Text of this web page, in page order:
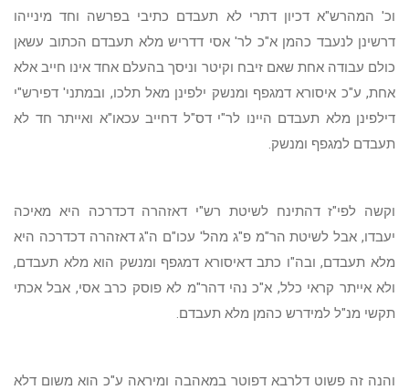
וכ' המהרש"א דכיון דתרי לא תעבדם כתיבי בפרשה וחד מינייהו
דרשינן לנעבד כהמן א"כ לר' אסי דדריש מלא תעבדם הכתוב עשאן
כולם עבודה אחת שאם זיבח וקיטר וניסך בהעלם אחד אינו חייב אלא
אחת, ע"כ איסורא דמגפף ומנשק ילפינן מאל תלכו, ובמתני' דפירש"י
דילפינן מלא תעבדם היינו לר"י דס"ל דחייב עכאו"א ואייתר חד לא
תעבדם למגפף ומנשק.
וקשה לפי"ז דהתינח לשיטת רש"י דאזהרה דכדרכה היא מאיכה
יעבדו, אבל לשיטת הר"מ פ"ג מהל' עכו"ם ה"ג דאזהרה דכדרכה היא
מלא תעבדם, ובה"ו כתב דאיסורא דמגפף ומנשק הוא מלא תעבדם,
ולא אייתר קראי כלל, א"כ נהי דהר"מ לא פוסק כרב אסי, אבל אכתי
תקשי מנ"ל למידרש כהמן מלא תעבדם.
והנה זה פשוט דלרבא דפוטר במאהבה ומיראה ע"כ הוא משום דלא